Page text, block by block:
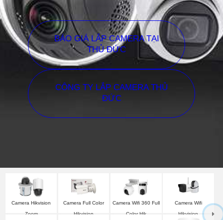
BÁO GIÁ LẮP CAMERA TẠI
THỦ ĐỨC
CÔNG TY LẮP CAMERA THỦ
ĐỨC
Camera Hikvision
Zoom
Camera Full Color
Hikvision
Camera Wifi 360 Full
Color Hik
Camera Wifi
Hikvision